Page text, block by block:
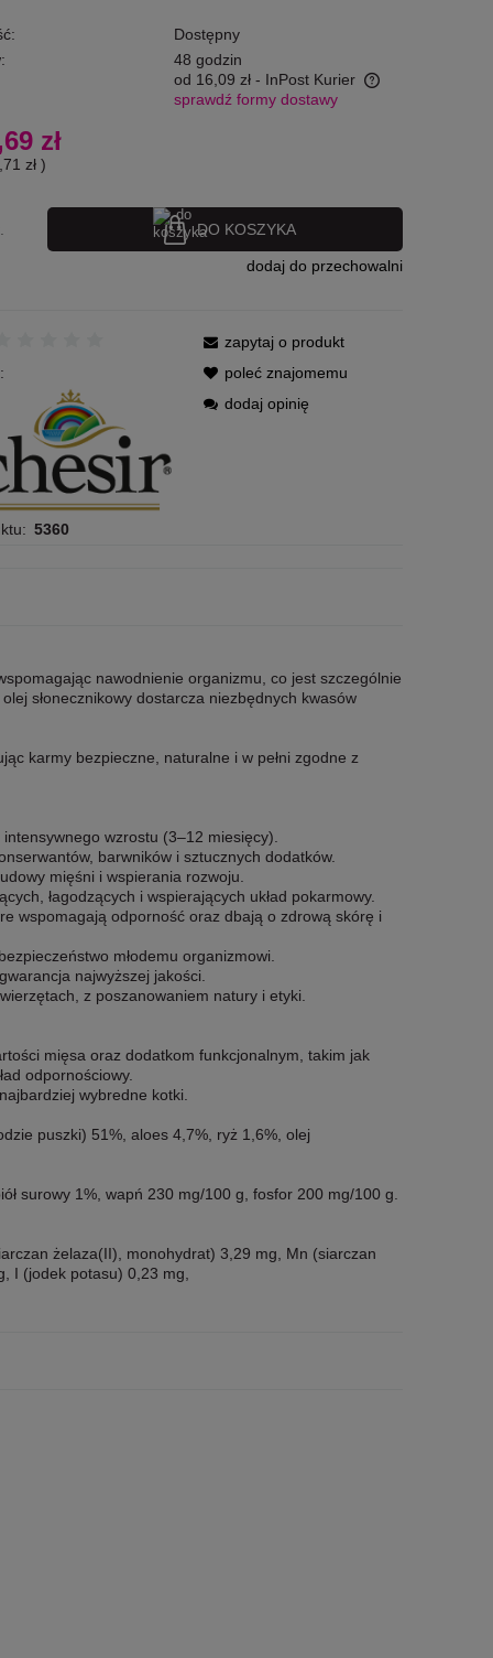
Dostępny
48 godzin
od 16,09 zł - InPost Kurier
sprawdź formy dostawy
zł
zł)
DO KOSZYKA
dodaj do przechowalni
5360
zapytaj o produkt
poleć znajomemu
dodaj opinię
nawodnienie organizmu, co jest szczególnie
słonecznikowy dostarcza niezbędnych kwasów
karmy bezpieczne, naturalne i w pełni zgodne z
wzrostu (3–12 miesięcy).
barwników i sztucznych dodatków.
mięśni i wspierania rozwoju.
łagodzących i wspierających układ pokarmowy.
wspomagają odporność oraz dbają o zdrową skórę i
młodemu organizmowi.
najwyższej jakości.
z poszanowaniem natury i etyki.
mięsa oraz dodatkom funkcjonalnym, takim jak
odpornościowy.
wybredne kotki.
puszki) 51%, aloes 4,7%, ryż 1,6%, olej
surowy 1%, wapń 230 mg/100 g, fosfor 200 mg/100 g.
żelaza(II), monohydrat) 3,29 mg, Mn (siarczan
I (jodek potasu) 0,23 mg,